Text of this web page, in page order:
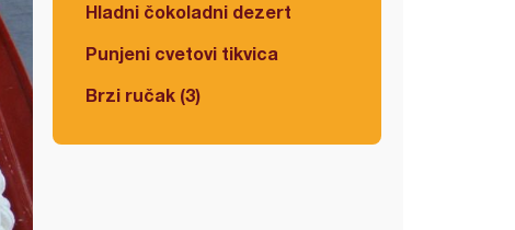
Hladni čokoladni dezert
Punjeni cvetovi tikvica
Brzi ručak (3)